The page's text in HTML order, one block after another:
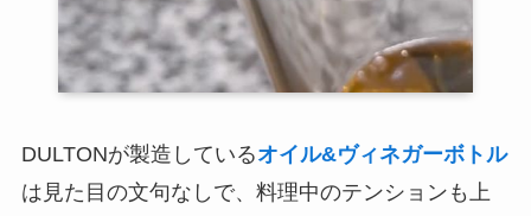
DULTONが製造しているオイル&ヴィネガーボトル
は見た目の文句なしで、料理中のテンションも上